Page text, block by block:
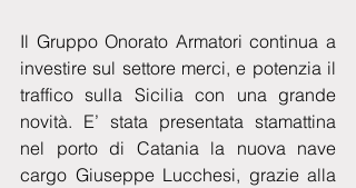
Il Gruppo Onorato Armatori continua a
investire sul settore merci, e potenzia il
traffico sulla Sicilia con una grande
novità. E’ stata presentata stamattina
nel porto di Catania la nuova nave
cargo Giuseppe Lucchesi, grazie alla